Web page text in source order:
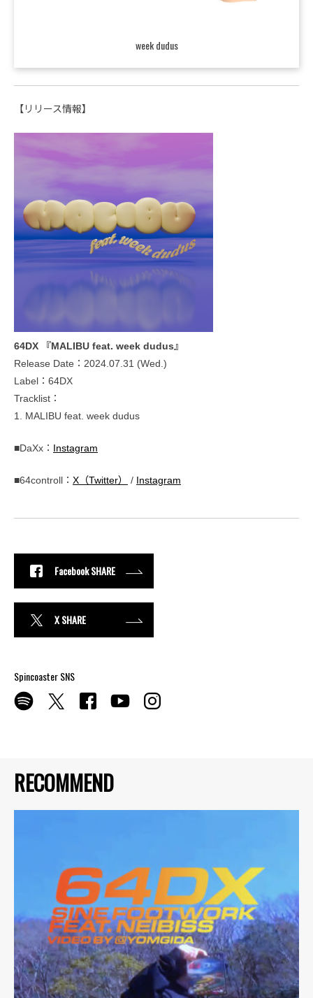
RECOMMEND
week dudus
【リリース情報】
64DX 『MALIBU feat. week dudus』
Release Date：2024.07.31 (Wed.)
Label：64DX
Tracklist：
1. MALIBU feat. week dudus
■DaXx： Instagram
■64controll： X（Twitter） / Instagram
Facebook SHARE
X SHARE
Spincoaster SNS